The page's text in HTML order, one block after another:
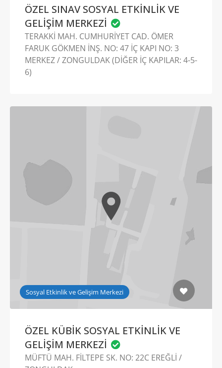
ÖZEL SINAV SOSYAL ETKİNLİK VE
GELİŞİM MERKEZİ
TERAKKİ MAH. CUMHURİYET CAD. ÖMER
FARUK GÖKMEN İNŞ. NO: 47 İÇ KAPI NO: 3
MERKEZ / ZONGULDAK (DİĞER İÇ KAPILAR: 4-5-
6)
Sosyal Etkinlik ve Gelişim Merkezi
ÖZEL KÜBİK SOSYAL ETKİNLİK VE
GELİŞİM MERKEZİ
MÜFTÜ MAH. FİLTEPE SK. NO: 22C EREĞLİ /